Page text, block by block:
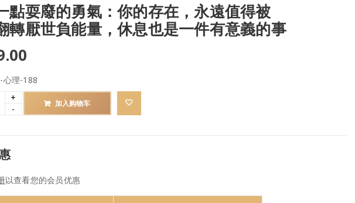
點耍廢的勇氣：你的存在，永遠值得被
轉厭世負能量，休息也是一件有意義的事
心理-188
加入购物车
以查看您的会员优惠